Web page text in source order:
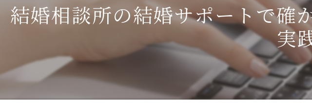
結婚相談所の結婚サポートで確
実